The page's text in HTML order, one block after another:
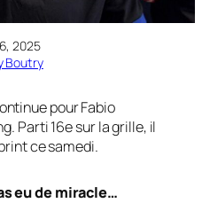
2025
Boutry
pour Fabio
Parti 16e sur la grille, il
ce samedi.
eu de miracle…